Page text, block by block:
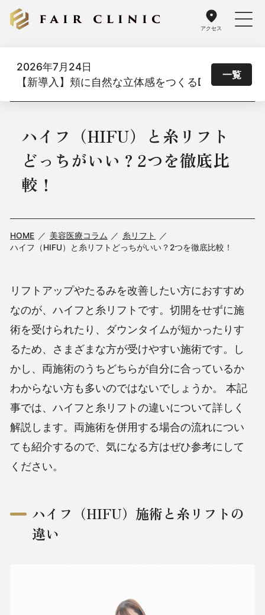
アクセス
2026年7月24日
【新導入】頬に自然な立体感をつくるDoothスレ
一覧
ハイフ（HIFU）と糸リフト
どっちがいい？2つを徹底比
較！
HOME 美容医療コラム
糸リフト
ハイフ（HIFU）と糸リフトどっちがいい？2つを徹底比較！
リフトアップやたるみを改善したい方におすすめ
なのが、ハイフと糸リフトです。切開をせずに施
術を受けられたり、ダウンタイムが短かったりす
るため、さまざまな方が受けやすい施術です。し
かし、両施術のうちどちらが自分に合っているか
わからない方も多いのではないでしょうか。
本記
事では、ハイフと糸リフトの違いについて詳しく
解説します。両施術を併用する場合の流れについ
ても紹介するので、気になる方はぜひ参考にして
ください。
ハイフ（HIFU）施術と糸リフトの
違い